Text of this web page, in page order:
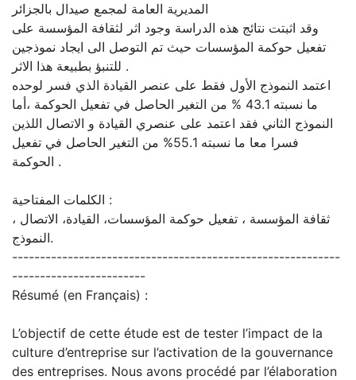
المديرية العامة لمجمع صيدال بالجزائر
وقد اثبتت نتائج هذه الدراسة وجود اثر لثقافة المؤسسة على
تفعيل حوكمة المؤسسات حيث تم التوصل الى ايجاد نموذجين
للتنبؤ بطبيعة هذا الاثر .
اعتمد النموذج الأول فقط على عنصر القيادة الذي فسر لوحده
ما نسبته 43.1 % من التغير الحاصل في تفعيل الحوكمة ،أما
النموذج الثاني فقد اعتمد على عنصري القيادة و الاتصال اللذين
فسرا معا ما نسبته 55.1% من التغير الحاصل في تفعيل
الحوكمة .
الكلمات المفتاحية :
ثقافة المؤسسة ، تفعيل حوكمة المؤسسات، القيادة، الاتصال ،
النموذج.
-----------------------------------------------------------
------------------------
Résumé (en Français) :
L’objectif de cette étude est de tester l’impact de la
culture d’entreprise sur l’activation de la gouvernance
des entreprises. Nous avons procédé par l’élaboration